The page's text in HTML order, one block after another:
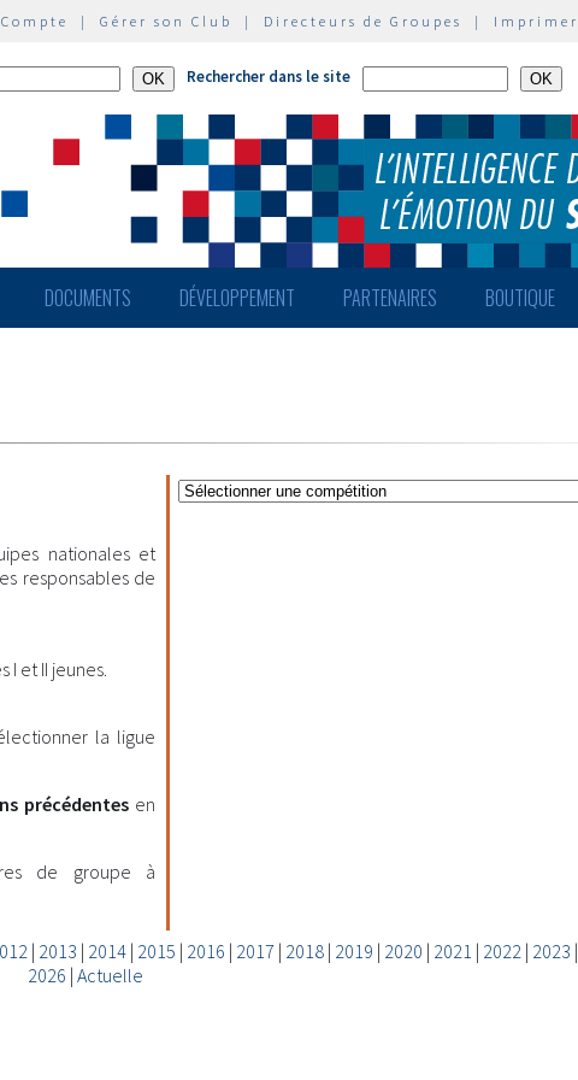
| Gérer son Club | Directeurs de Groupes | Imprimer
Rechercher dans le site
DOCUMENTS DÉVELOPPEMENT PARTENAIRES BOUTIQUE
nationales et
responsables de
I et II jeunes.
la ligue
précédentes en
de groupe à
| 2013 | 2014| 2015 | 2016 | 2017 | 2018| 2019 | 2020 | 2021 | 2022| 2023 |
2026 | Actuelle